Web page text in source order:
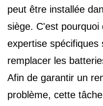
peut être installée
siège. C'est pourquoi
expertise spécifiques
remplacer les
Afin de garantir un
problème, cette